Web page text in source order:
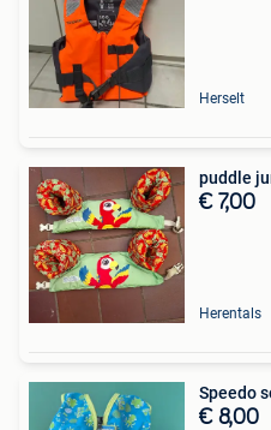
Herselt
puddle
€ 7,00
Herentals
Speedo
€ 8,00